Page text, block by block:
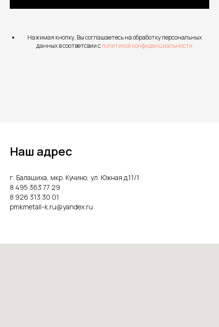
Нажимая кнопку, Вы соглашаетесь на обработку персональных
данных в соответсвии сполитикой конфиденциальности
Наш адрес
г. Балашиха, мкр. Кучино, ул. Южная д.11/1
8 495 363 77 29
8 926 313 30 01
pmkmetall-k.ru@yandex.ru